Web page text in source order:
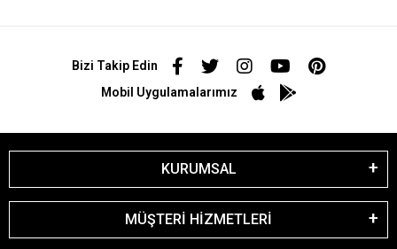
Bizi Takip Edin
Mobil Uygulamalarımız
KURUMSAL
MÜŞTERİ HİZMETLERİ